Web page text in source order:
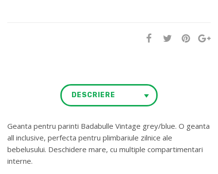
DESCRIERE
Geanta pentru parinti Badabulle Vintage grey/blue. O geanta
all inclusive, perfecta pentru plimbariule zilnice ale
bebelusului. Deschidere mare, cu multiple compartimentari
interne.